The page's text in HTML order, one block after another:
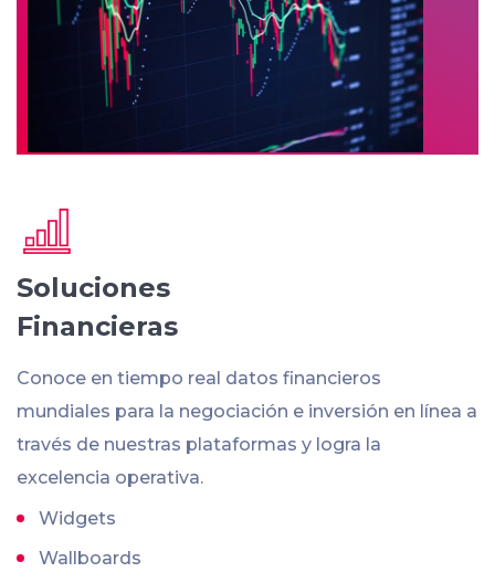
Soluciones
Financieras
Conoce en tiempo real datos financieros
mundiales para la negociación e inversión en línea a
través de nuestras plataformas y logra la
excelencia operativa.
Widgets
Wallboards